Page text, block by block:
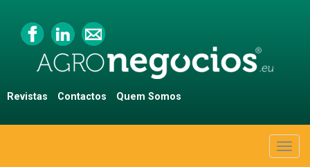
Revistas Contactos Quem Somos